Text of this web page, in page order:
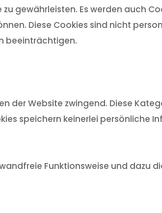
gewährleisten. Es werden auch
Diese Cookies sind nicht
beeinträchtigen.
der Website zwingend. Diese
speichern keinerlei persönliche
Funktionsweise und dazu